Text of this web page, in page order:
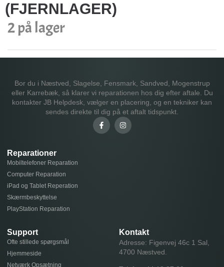
(FJERNLAGER)
2 på lager
Bor du i Næstved, Slagelse, Fensmark, Sandved, Mogenstrup
eller Karrebæk, så klarer vi reparationen hos dig efter aftale. Du
kontakter JB Helpdesk, vælger en placering, og en tekniker kan
sendes direkte til dig på et aftalt tidspunkt.
Reparationer
Mobiltelefoner Reparation
Computer Reparation
iPad og Tablet Reperation
Skærmbeskyttelse
PlayStation Reparation
Support
Ofte stillede spørgsmål
Hjemmeside
Netværk Opsætning
Kontakt
Adresse: Figenvej 46c 1 Sal,
4700 Næstved.